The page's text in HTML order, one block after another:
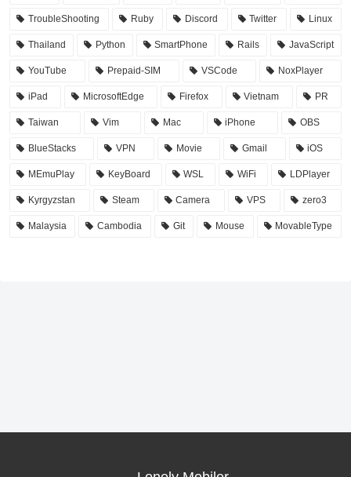
TroubleShooting Ruby Discord Twitter Linux
Thailand Python SmartPhone Rails JavaScript
YouTube Prepaid-SIM VSCode NoxPlayer
iPad MicrosoftEdge Firefox Vietnam PR
Taiwan Vim Mac iPhone OBS
BlueStacks VPN Movie Gmail iOS
MEmuPlay KeyBoard WSL WiFi LDPlayer
Kyrgyzstan Steam Camera VPS zero3
Malaysia Cambodia Git Mouse MovableType